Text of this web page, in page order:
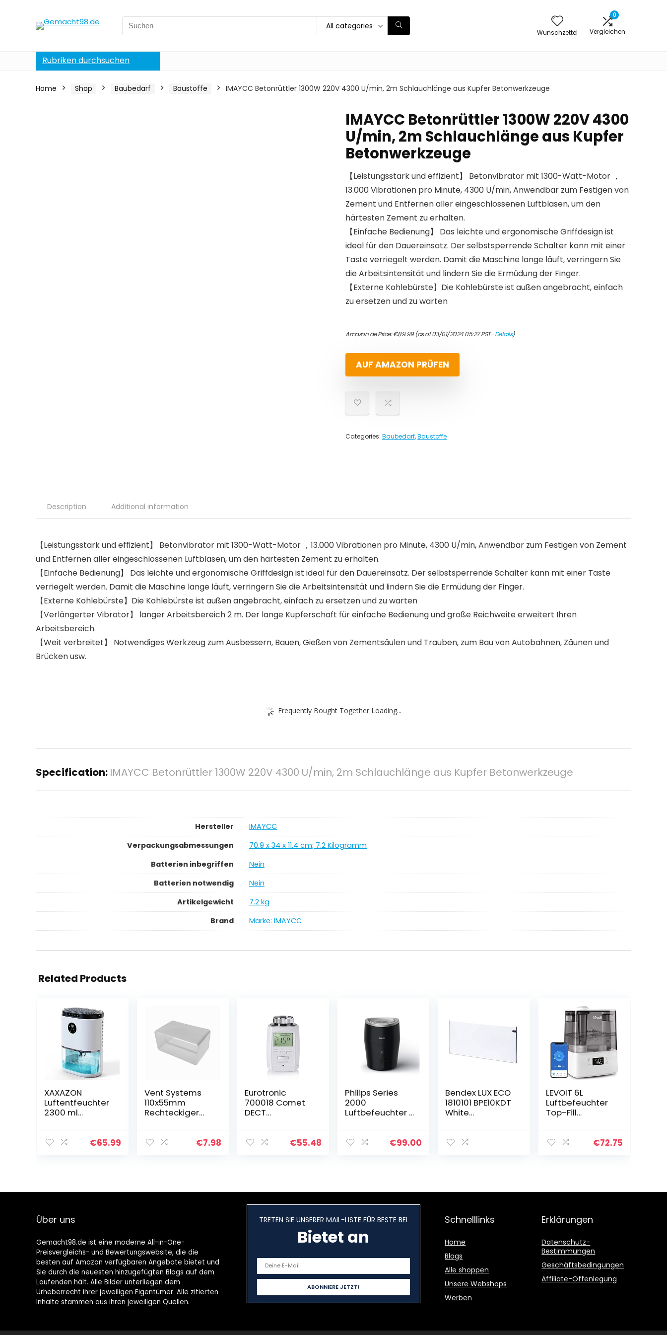
Search
for:
All categories
Wunschzettel
0
Vergleichen
Rubriken durchsuchen
Home Shop Baubedarf Baustoffe IMAYCC Betonrüttler 1300W 220V 4300 U/min, 2m Schlauchlänge aus Kupfer Betonwerkzeuge
IMAYCC Betonrüttler 1300W 220V 4300
U/min, 2m Schlauchlänge aus Kupfer
Betonwerkzeuge
【Leistungsstark und effizient】 Betonvibrator mit 1300-Watt-Motor ，
13.000 Vibrationen pro Minute, 4300 U/min, Anwendbar zum Festigen von
Zement und Entfernen aller eingeschlossenen Luftblasen, um den
härtesten Zement zu erhalten.
【Einfache Bedienung】 Das leichte und ergonomische Griffdesign ist
ideal für den Dauereinsatz. Der selbstsperrende Schalter kann mit einer
Taste verriegelt werden. Damit die Maschine lange läuft, verringern Sie
die Arbeitsintensität und lindern Sie die Ermüdung der Finger.
【Externe Kohlebürste】Die Kohlebürste ist außen angebracht, einfach
zu ersetzen und zu warten
Amazon.de Price:€89.99(as of 03/01/2024 05:27 PST-Details)
AUF AMAZON PRÜFEN
Categories: Baubedarf,Baustoffe
Description Additional information
【Leistungsstark und effizient】 Betonvibrator mit 1300-Watt-Motor ，13.000 Vibrationen pro Minute, 4300 U/min, Anwendbar zum Festigen von Zement
und Entfernen aller eingeschlossenen Luftblasen, um den härtesten Zement zu erhalten.
【Einfache Bedienung】 Das leichte und ergonomische Griffdesign ist ideal für den Dauereinsatz. Der selbstsperrende Schalter kann mit einer Taste
verriegelt werden. Damit die Maschine lange läuft, verringern Sie die Arbeitsintensität und lindern Sie die Ermüdung der Finger.
【Externe Kohlebürste】Die Kohlebürste ist außen angebracht, einfach zu ersetzen und zu warten
【Verlängerter Vibrator】 langer Arbeitsbereich 2 m. Der lange Kupferschaft für einfache Bedienung und große Reichweite erweitert Ihren
Arbeitsbereich.
【Weit verbreitet】 Notwendiges Werkzeug zum Ausbessern, Bauen, Gießen von Zementsäulen und Trauben, zum Bau von Autobahnen, Zäunen und
Brücken usw.
Frequently Bought Together Loading...
Specification: IMAYCC Betonrüttler 1300W 220V 4300 U/min, 2m Schlauchlänge aus Kupfer Betonwerkzeuge
Hersteller
‎IMAYCC
Verpackungsabmessungen
‎70.9 x 34 x 11.4 cm; 7.2 Kilogramm
Batterien inbegriffen
‎Nein
Batterien notwendig
‎Nein
Artikelgewicht
‎7.2 kg
Brand
Marke: IMAYCC
Related Products
XAXAZON
Luftentfeuchter
2300 ml
Dual-Halbleiter
mpfung, Weiß,
€65.99
Vent Systems
110x55mm
Rechteckiger
Rohrverbindung.
€7.98
Eurotronic
700018 Comet
DECT
Heizkosten
Heizungsthermo
stat inkl.
Batterien,
Smarthome-
€55.48
Philips Series
2000
Luftbefeuchter –
NanoCloud-
Tank
(HU4814/10)
€99.00
Bendex LUX ECO
1810101 BPE10KDT
White
230 V, Weiß
LEVOIT 6L
Luftbefeuchter
Top-Fill
Alexa Steuerung,
Raumluftbefeuc
Schlafzimmer
€72.75
Über uns
Gemacht98.de ist eine moderne All-in-One-
Preisvergleichs- und Bewertungswebsite, die die
besten auf Amazon verfügbaren Angebote bietet und
Sie durch die neuesten hinzugefügten Blogs auf dem
Laufenden hält. Alle Bilder unterliegen dem
Urheberrecht ihrer jeweiligen Eigentümer. Alle zitierten
Inhalte stammen aus ihren jeweiligen Quellen.
TRETEN SIE UNSERER MAIL-LISTE FÜR BESTE BEI
Bietet an
Schnelllinks
Home
Blogs
Alle shoppen
Unsere Webshops
Werben
Erklärungen
Datenschutz-
Bestimmungen
Geschäftsbedingungen
Affiliate-Offenlegung